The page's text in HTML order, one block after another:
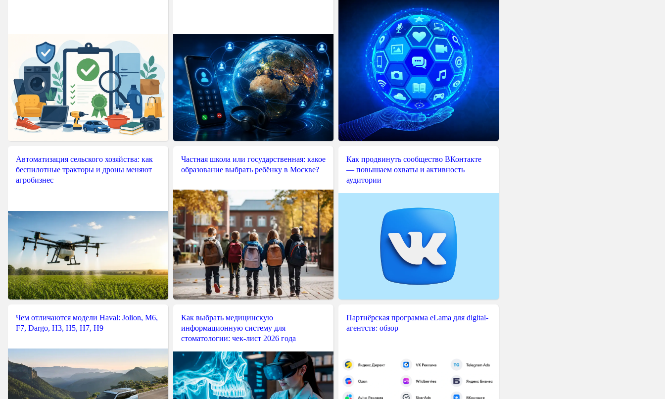
Автоматизация сельского хозяйства: как
беспилотные тракторы и дроны меняют
агробизнес
Частная школа или государственная: какое
образование выбрать ребёнку в Москве?
Как продвинуть сообщество ВКонтакте
— повышаем охваты и активность
аудитории
Чем отличаются модели Haval: Jolion, M6,
F7, Dargo, H3, H5, H7, H9
Как выбрать медицинскую
информационную систему для
стоматологии: чек-лист 2026 года
Партнёрская программа eLama для digital-
агентств: обзор